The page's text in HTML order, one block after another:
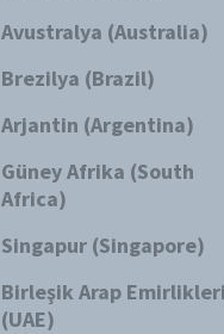
Avustralya (Australia)
Brezilya (Brazil)
Arjantin (Argentina)
Güney Afrika (South
Africa)
Singapur (Singapore)
Birleşik Arap Emirlikleri
(UAE)